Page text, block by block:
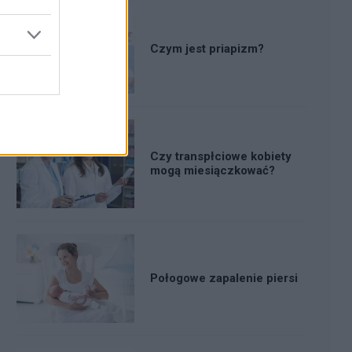
Czym jest priapizm?
Czy transpłciowe kobiety
mogą miesiączkować?
Połogowe zapalenie piersi